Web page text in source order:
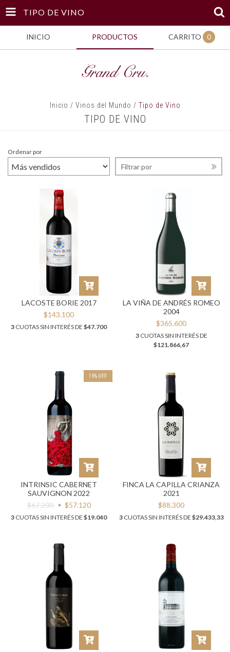
TIPO DE VINO
INICIO PRODUCTOS CARRITO 0
Inicio / Vinos del Mundo / Tipo de Vino
TIPO DE VINO
Ordenar por
Filtrar por
LACOSTE BORIE 2017
$143.100
3 CUOTAS SIN INTERÉS DE $47.700
LA VIÑA DE ANDRÉS ROMEO
2004
$365.600
3CUOTAS SIN INTERÉS DE
$121.866,67
15% OFF
INTRINSIC CABERNET
SAUVIGNON 2022
$67.200
$57.120
3 CUOTAS SIN INTERÉS DE $19.040
FINCA LA CAPILLA CRIANZA
2021
$88.300
3CUOTAS SIN INTERÉS DE $29.433,33